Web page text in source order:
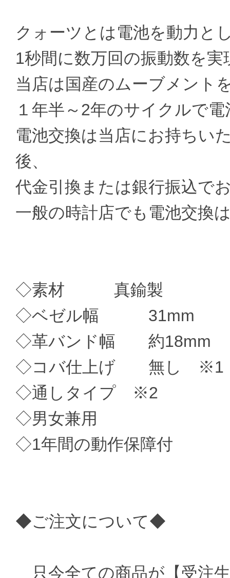
クォーツとは電池を動力と
1秒間に数万回の振動数を
当店は国産のムーブメント
１年半～2年のサイクルで
電池交換は当店にお持ちい
後、
代金引換または銀行振込で
一般の時計店でも電池交換
◇素材 真鍮製
◇ベゼル幅 31mm
◇革バンド幅 約18mm
◇コバ仕上げ 無し ※1
◇通しタイプ ※2
◇男女兼用
◇1年間の動作保障付
◆ご注文について◆
只今全ての商品が【受注